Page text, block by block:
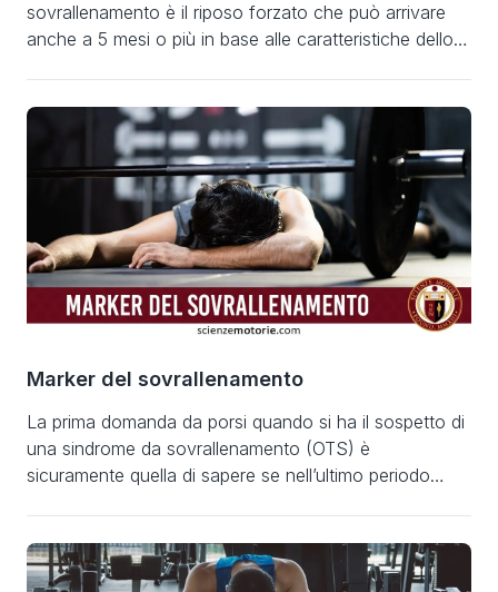
sovrallenamento è il riposo forzato che può arrivare
anche a 5 mesi o più in base alle caratteristiche dello
eseguito su soggetti con sindrome da sovrallenamento
ha dimostrato che, dopo 4 settimane di assoluto
riposo, praticare […]
Marker del sovrallenamento
La prima domanda da porsi quando si ha il sospetto di
una sindrome da sovrallenamento (OTS) è
sicuramente quella di sapere se nell’ultimo periodo
sono presentati nella sua vita altri fattori stressanti
come disturbi del sonno, […]